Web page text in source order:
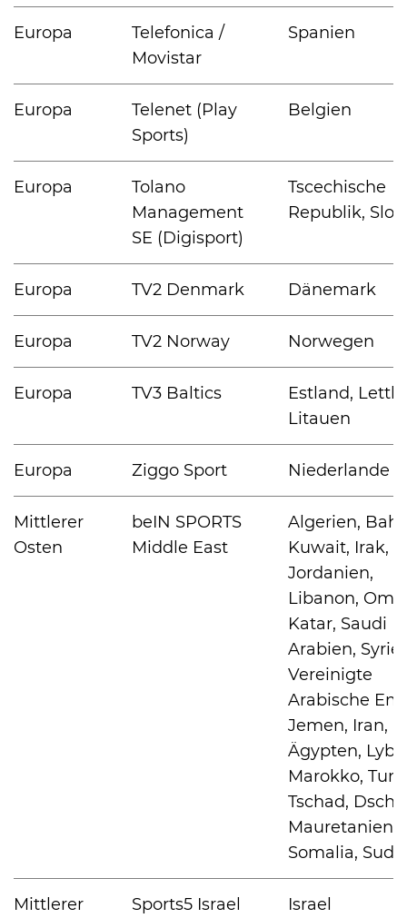
Europa
Telefonica /
Movistar
Spanien
Europa
Telenet (Play
Sports)
Belgien
Europa
Tolano
Management
SE (Digisport)
Tscechische
Republik,
Europa TV2 Denmark Dänemark
Europa TV2 Norway Norwegen
Europa TV3 Baltics
Estland,
Litauen
Europa Ziggo Sport Niederlande
Mittlerer
Osten
beIN SPORTS
Middle East
Algerien,
Kuwait, Irak,
Jordanien,
Libanon,
Katar, Saudi
Arabien,
Vereinigte
Arabische
Jemen, Iran,
Ägypten,
Marokko,
Tschad,
Mauretanien,
Somalia,
Mittlerer
Sports5 Israel Israel